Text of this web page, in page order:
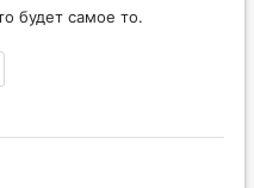
будет самое то.